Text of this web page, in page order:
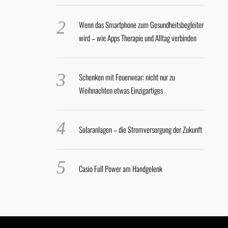
Wenn das Smartphone zum Gesundheitsbegleiter
wird – wie Apps Therapie und Alltag verbinden
Schenken mit Feuerwear: nicht nur zu
Weihnachten etwas Einzigartiges
Solaranlagen – die Stromversorgung der Zukunft
Casio Full Power am Handgelenk